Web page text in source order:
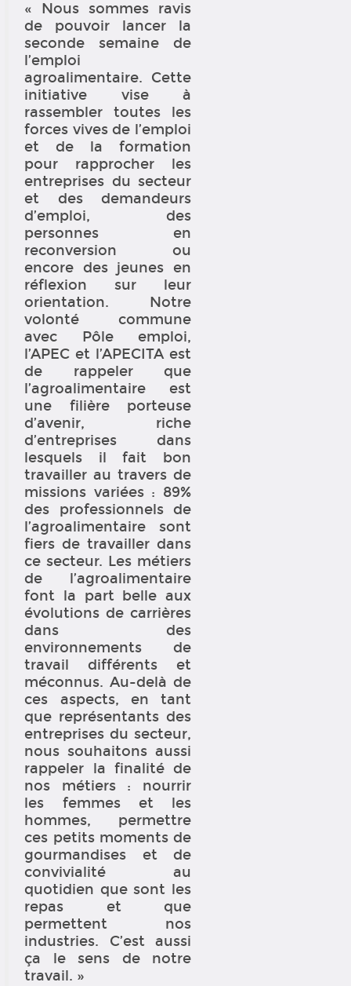
« Nous sommes ravis
de pouvoir lancer la
seconde semaine de
l’emploi
agroalimentaire. Cette
initiative vise à
rassembler toutes les
forces vives de l’emploi
et de la formation
pour rapprocher les
entreprises du secteur
et des demandeurs
d’emploi, des
personnes en
reconversion ou
encore des jeunes en
réflexion sur leur
orientation. Notre
volonté commune
avec Pôle emploi,
l’APEC et l’APECITA est
de rappeler que
l’agroalimentaire est
une filière porteuse
d’avenir, riche
d’entreprises dans
lesquels il fait bon
travailler au travers de
missions variées : 89%
des professionnels de
l’agroalimentaire sont
fiers de travailler dans
ce secteur. Les métiers
de l’agroalimentaire
font la part belle aux
évolutions de carrières
dans des
environnements de
travail différents et
méconnus. Au-delà de
ces aspects, en tant
que représentants des
entreprises du secteur,
nous souhaitons aussi
rappeler la finalité de
nos métiers : nourrir
les femmes et les
hommes, permettre
ces petits moments de
gourmandises et de
convivialité au
quotidien que sont les
repas et que
permettent nos
industries. C’est aussi
ça le sens de notre
travail. »